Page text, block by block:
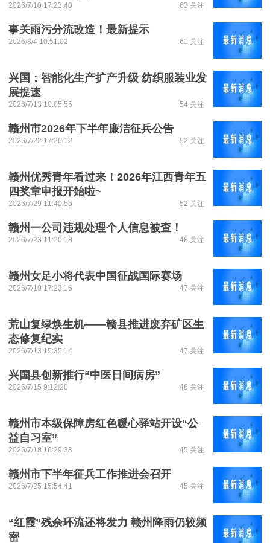
2026/7/10 17:23:40 63 关注
事关雨污分流改造！最新提示
2026/8/4 10:51:02 61 关注
兴国：智能化生产扩产升级 纺织服装业发
展提速
2026/7/13 10:05:55 54 关注
赣州市2026年下半年廉洁征兵公告
2026/7/22 17:26:12 52 关注
赣州优秀青年看过来！2026年江西青年五
四奖章申报开始啦~
2026/7/29 11:40:56 52 关注
赣州一公司违规处理个人信息被查！
2026/7/23 11:20:18 48 关注
赣州女足小将代表中国征战国际赛场
2026/7/10 17:23:16 47 关注
荒山复绿焕生机——赣县推进废弃矿区生
态修复纪实
2026/7/13 15:35:14 47 关注
兴国县创新推行“中医日间病房”
2026/7/15 9:12:20 46 关注
赣州市本级保障房红色暖心驿站开设“公
益自习室”
2026/7/18 16:29:33 45 关注
赣州市下半年征兵工作推进会召开
2026/7/25 15:54:41 45 关注
“红霞”残余环流还将发力 赣州降雨仍较频
密